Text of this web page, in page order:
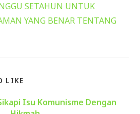
SETAHUN UNTUK
YANG BENAR TENTANG
LIKE
Isu Komunisme Dengan